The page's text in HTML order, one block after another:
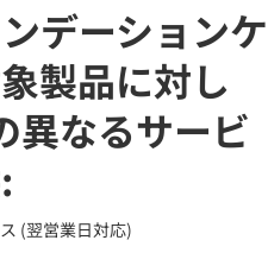
デーションケ
製品に対し
異なるサービ
(翌営業日対応)